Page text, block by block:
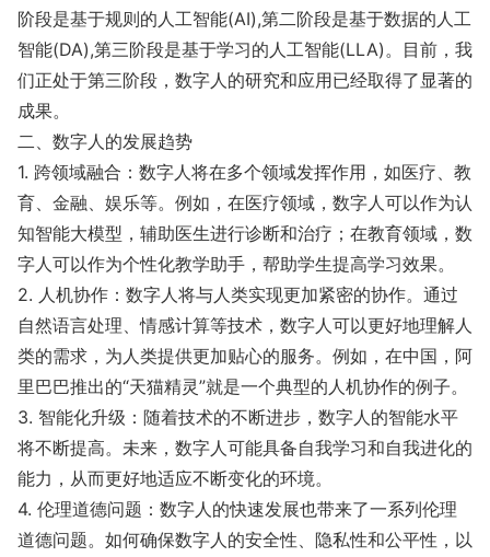
阶段是基于规则的人工智能(AI),第二阶段是基于数据的人工
智能(DA),第三阶段是基于学习的人工智能(LLA)。目前，我
们正处于第三阶段，数字人的研究和应用已经取得了显著的
成果。
二、数字人的发展趋势
1. 跨领域融合：数字人将在多个领域发挥作用，如医疗、教
育、金融、娱乐等。例如，在医疗领域，数字人可以作为认
知智能大模型，辅助医生进行诊断和治疗；在教育领域，数
字人可以作为个性化教学助手，帮助学生提高学习效果。
2. 人机协作：数字人将与人类实现更加紧密的协作。通过
自然语言处理、情感计算等技术，数字人可以更好地理解人
类的需求，为人类提供更加贴心的服务。例如，在中国，阿
里巴巴推出的“天猫精灵”就是一个典型的人机协作的例子。
3. 智能化升级：随着技术的不断进步，数字人的智能水平
将不断提高。未来，数字人可能具备自我学习和自我进化的
能力，从而更好地适应不断变化的环境。
4. 伦理道德问题：数字人的快速发展也带来了一系列伦理
道德问题。如何确保数字人的安全性、隐私性和公平性，以